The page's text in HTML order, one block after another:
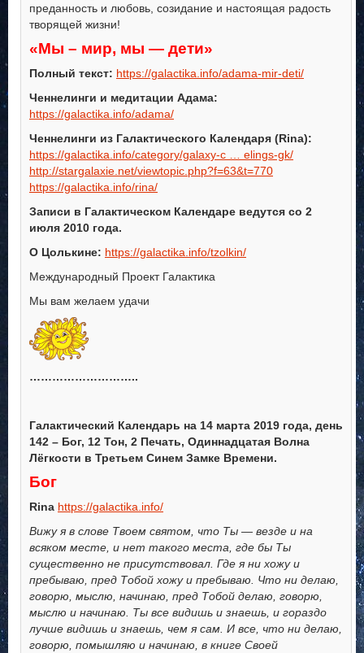
преданность и любовь, созидание и настоящая радость
творящей жизни!
«Мы – мир, мы — дети»
Полный текст: https://galactika.info/adama-mir-deti/
Ченнелинги и медитации Адама:
https://galactika.info/adama/
Ченнелинги из Галактического Календаря (Rina):
https://galactika.info/category/galaxy-c … elings-gk/
http://stargalaxie.net/viewtopic.php?f=63&t=770
https://galactika.info/rina/
Записи в Галактическом Календаре ведутся со 2
июля 2010 года.
О Цолькине: https://galactika.info/tzolkin/
Международный Проект Галактика
Мы вам желаем удачи
………………………..
Галактический Календарь на 14 марта 2019 года, день
142 – Бог, 12 Тон, 2 Печать, Одиннадцатая Волна
Лёгкости в Третьем Синем Замке Времени.
Бог
Rina https://galactika.info/
Вижу я в слове Твоем святом, что Ты — везде и на
всяком месте, и нет такого места, где бы Ты
существенно не присутствовал. Где я ни хожу и
пребываю, пред Тобой хожу и пребываю. Что ни делаю,
говорю, мыслю, начинаю, пред Тобой делаю, говорю,
мыслю и начинаю. Ты все видишь и знаешь, и гораздо
лучше видишь и знаешь, чем я сам. И все, что ни делаю,
говорю, помышляю и начинаю, в книге Своей